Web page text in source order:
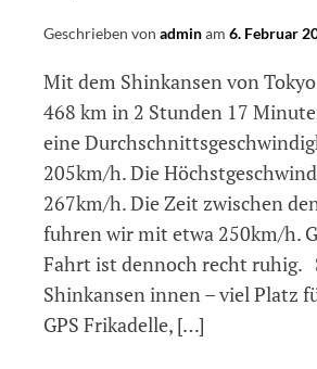
Geschrieben von adminam 6. Februar
Mit dem Shinkansen von
468 km in 2 Stunden 17
eine
205km/h. Die
267km/h. Die Zeit zwischen
fuhren wir mit etwa 250km/h.
Fahrt ist dennoch recht ruhig.
Shinkansen innen – viel Platz
GPS Frikadelle, […]